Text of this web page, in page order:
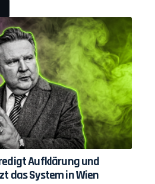
Aufklärung und
das System in Wien